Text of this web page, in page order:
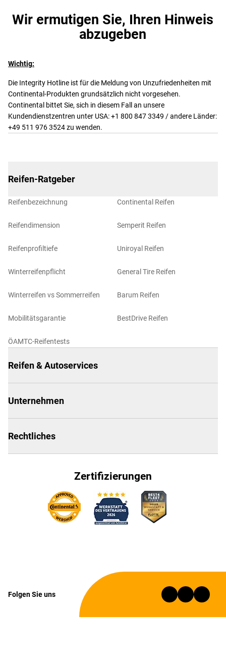
Wir ermutigen Sie, Ihren Hinweis
abzugeben
Wichtig:
Die Integrity Hotline ist für die Meldung von Unzufriedenheiten mit
Continental-Produkten grundsätzlich nicht vorgesehen.
Continental bittet Sie, sich in diesem Fall an unsere
Kundendienstzentren unter USA: +1 800 847 3349 / andere Länder:
+49 511 976 3524 zu wenden.
Reifen-Ratgeber
Reifenbezeichnung
Reifendimension
Reifenprofiltiefe
Winterreifenpflicht
Winterreifen vs Sommerreifen
Mobilitätsgarantie
ÖAMTC-Reifentests
Continental Reifen
Semperit Reifen
Uniroyal Reifen
General Tire Reifen
Barum Reifen
BestDrive Reifen
Reifen & Autoservices
Unternehmen
Rechtliches
Zertifizierungen
Folgen Sie uns